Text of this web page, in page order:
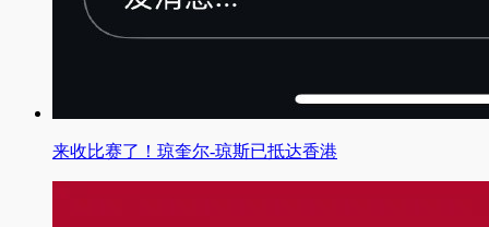
来收比赛了！琼奎尔-琼斯已抵达香港